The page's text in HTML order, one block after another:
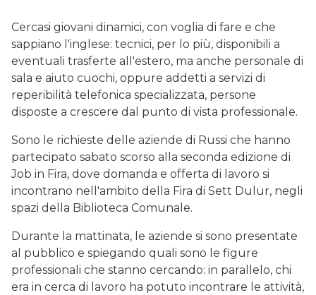
Cercasi giovani dinamici, con voglia di fare e che
sappiano l'inglese: tecnici, per lo più, disponibili a
eventuali trasferte all'estero, ma anche personale di
sala e aiuto cuochi, oppure addetti a servizi di
reperibilità telefonica specializzata, persone
disposte a crescere dal punto di vista professionale.
Sono le richieste delle aziende di Russi che hanno
partecipato sabato scorso alla seconda edizione di
Job in Fira, dove domanda e offerta di lavoro si
incontrano nell'ambito della Fira di Sett Dulur, negli
spazi della Biblioteca Comunale.
Durante la mattinata, le aziende si sono presentate
al pubblico e spiegando quali sono le figure
professionali che stanno cercando: in parallelo, chi
era in cerca di lavoro ha potuto incontrare le attività,